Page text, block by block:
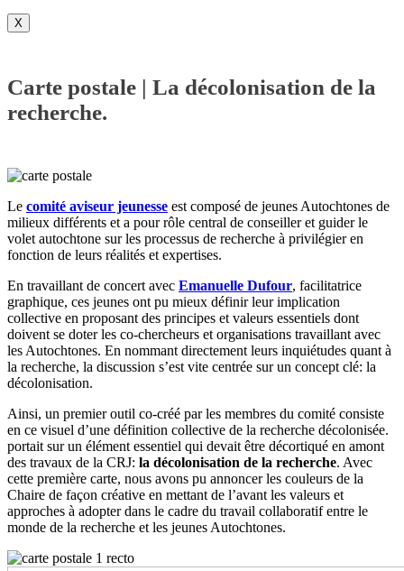
X
Carte postale | La décolonisation de la
recherche.
Le comité aviseur jeunesse est composé de jeunes Autochtones de
milieux différents et a pour rôle central de conseiller et guider le
volet autochtone sur les processus de recherche à privilégier en
fonction de leurs réalités et expertises.
En travaillant de concert avec Emanuelle Dufour, facilitatrice
graphique, ces jeunes ont pu mieux définir leur implication
collective en proposant des principes et valeurs essentiels dont
doivent se doter les co-chercheurs et organisations travaillant avec
les Autochtones. En nommant directement leurs inquiétudes quant à
la recherche, la discussion s’est vite centrée sur un concept clé: la
décolonisation.
Ainsi, un premier outil co-créé par les membres du comité consiste
en ce visuel d’une définition collective de la recherche décolonisée.
portait sur un élément essentiel qui devait être décortiqué en amont
des travaux de la CRJ: la décolonisation de la recherche. Avec
cette première carte, nous avons pu annoncer les couleurs de la
Chaire de façon créative en mettant de l’avant les valeurs et
approches à adopter dans le cadre du travail collaboratif entre le
monde de la recherche et les jeunes Autochtones.​